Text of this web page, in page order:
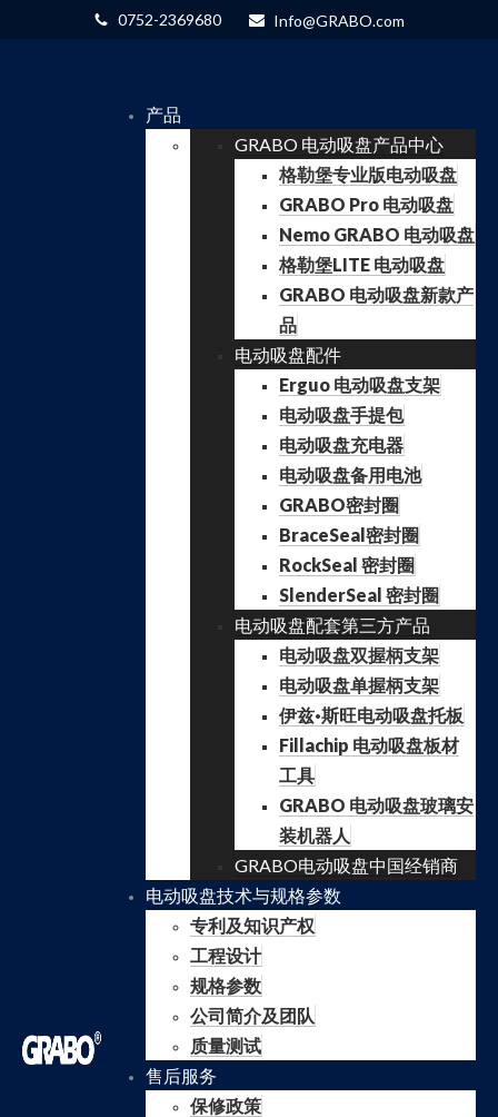
0752-2369680 Info@GRABO.com
产品
GRABO 电动吸盘产品中心
格勒堡专业版电动吸盘
GRABO Pro 电动吸盘
Nemo GRABO 电动吸盘
格勒堡LITE 电动吸盘
GRABO 电动吸盘新款产
品
电动吸盘配件
Erguo 电动吸盘支架
电动吸盘手提包
电动吸盘充电器
电动吸盘备用电池
GRABO密封圈
BraceSeal密封圈
RockSeal 密封圈
SlenderSeal 密封圈
电动吸盘配套第三方产品
电动吸盘双握柄支架
电动吸盘单握柄支架
伊兹·斯旺电动吸盘托板
Fillachip 电动吸盘板材
工具
GRABO 电动吸盘玻璃安
装机器人
GRABO电动吸盘中国经销商
电动吸盘技术与规格参数
专利及知识产权
工程设计
规格参数
公司简介及团队
质量测试
售后服务
保修政策